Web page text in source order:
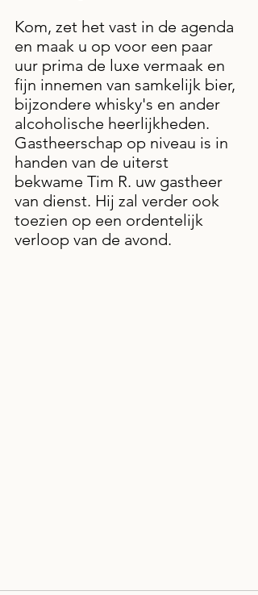
Kom, zet het vast in de agenda
en maak u op voor een paar
uur prima de luxe vermaak en
fijn innemen van samkelijk bier,
bijzondere whisky's en ander
alcoholische heerlijkheden.
Gastheerschap op niveau is in
handen van de uiterst
bekwame Tim R. uw gastheer
van dienst. Hij zal verder ook
toezien op een ordentelijk
verloop van de avond.